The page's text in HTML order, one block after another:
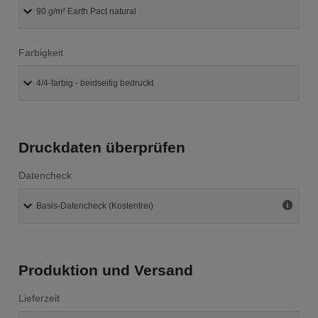
Farbigkeit
Druckdaten überprüfen
Datencheck
Produktion und Versand
Lieferzeit